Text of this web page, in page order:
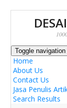
Toggle navigation
Home
About Us
Contact Us
Jasa Penulis
Search Results